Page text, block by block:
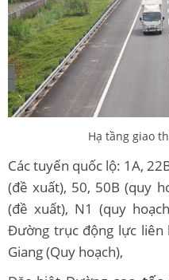
Hạ tầng giao
Các tuyến quốc lộ: 1A,
(đề xuất), 50, 50B (quy
(đề xuất), N1 (quy
Đường trục động lực liên
Giang (Quy hoạch),